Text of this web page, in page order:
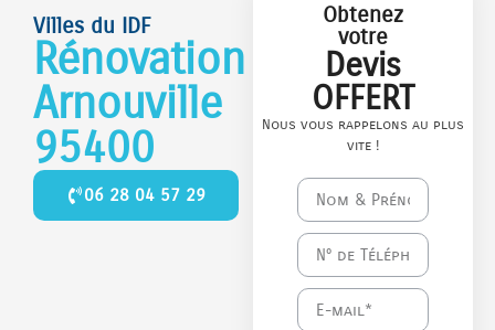
Villes du IDF
Rénovation
Arnouville
95400
06 28 04 57 29
Obtenez
votre
Devis
OFFERT
Nous vous rappelons au plus
vite !